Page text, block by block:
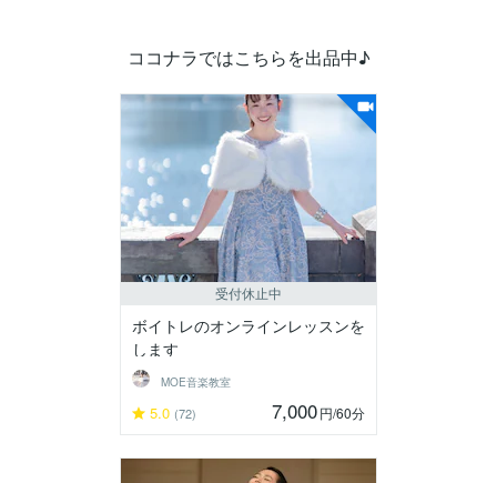
ココナラではこちらを出品中♪
受付休止中
ボイトレのオンラインレッスンを
します
MOE音楽教室
5.0 (72) 7,000円/60分